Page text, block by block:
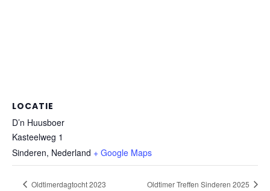
LOCATIE
D’n Huusboer
Kasteelweg 1
Sinderen, Nederland + Google Maps
Oldtimerdagtocht 2023 Oldtimer Treffen Sinderen 2025